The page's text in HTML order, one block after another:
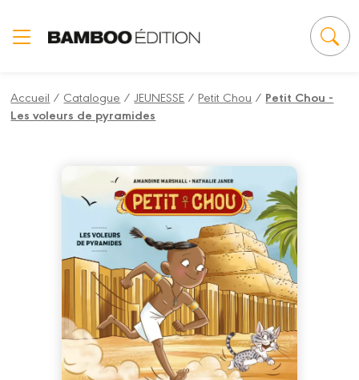
Accueil / Catalogue /JEUNESSE /Petit Chou / Petit Chou -
Les voleurs de pyramides